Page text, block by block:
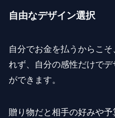
自由なデザイン選択
自分でお金を払うからこ
れず、自分の感性だけで
ができます。
贈り物だと相手の好みや